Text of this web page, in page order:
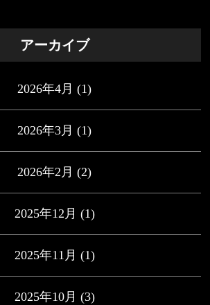
アーカイブ
2026年4月 (1)
2026年3月 (1)
2026年2月 (2)
2025年12月 (1)
2025年11月 (1)
2025年10月 (3)